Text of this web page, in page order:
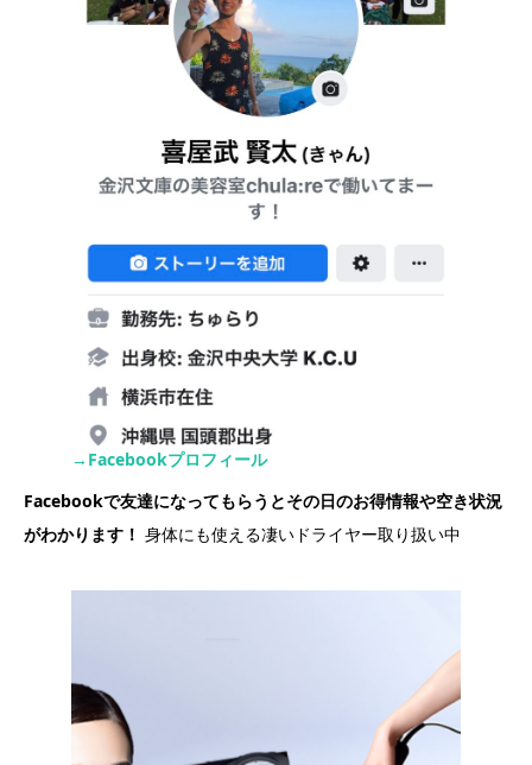
→Facebookプロフィール
Facebookで友達になってもらうとその日のお得情報や空き状況
がわかります！ 身体にも使える凄いドライヤー取り扱い中